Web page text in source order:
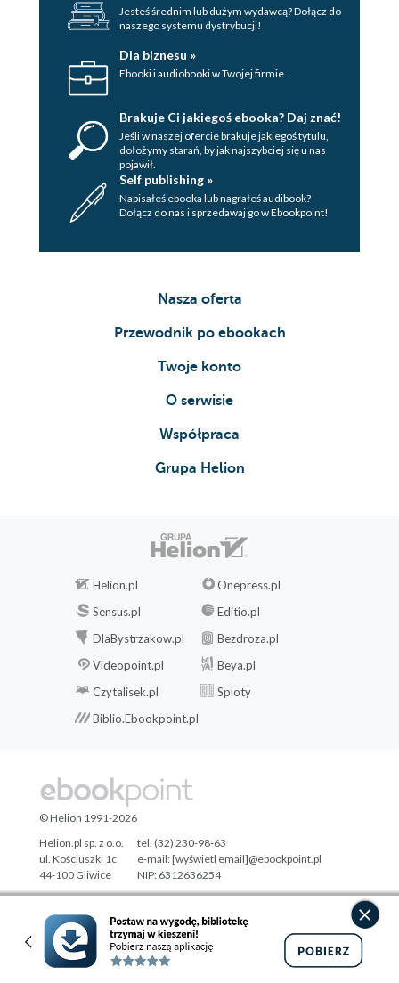
Jesteś średnim lub dużym wydawcą? Dołącz do
naszego systemu dystrybucji!
Dla biznesu »
Ebooki i audiobooki w Twojej firmie.
Brakuje Ci jakiegoś ebooka? Daj znać!
Jeśli w naszej ofercie brakuje jakiegoś tytulu,
dołożymy starań, by jak najszybciej się u nas
pojawił.
Self publishing »
Napisałeś ebooka lub nagrałeś audibook?
Dołącz do nas i sprzedawaj go w Ebookpoint!
Nasza oferta
Przewodnik po ebookach
Twoje konto
O serwisie
Współpraca
Grupa Helion
Helion.pl
Onepress.pl
Sensus.pl
Editio.pl
DlaBystrzakow.pl
Bezdroza.pl
Videopoint.pl
Beya.pl
Czytalisek.pl
Sploty
Biblio.Ebookpoint.pl
Designed with ♥ byTonik.pl
© Helion 1991-2026
Helion.pl sp. z o.o.
ul. Kościuszki 1c
44-100 Gliwice
tel. (32) 230-98-63
e-mail:[wyświetl email]@ebookpoint.pl
NIP: 6312636254
Regon: 241989027
Pełna wersja strony »